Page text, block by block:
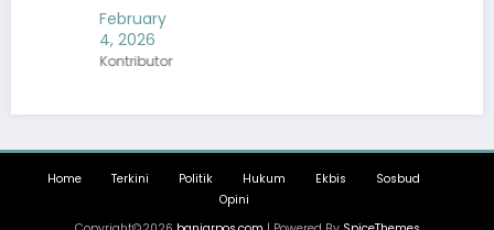
February
Kontributor
Home Terkini Politik Hukum Ekbis
Sosbud
Opini